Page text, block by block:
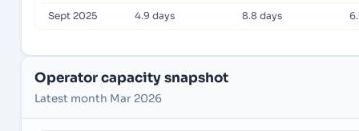
Sept 2025 4.9 days 8.8 days
Operator capacity snapshot
Latest month Mar 2026